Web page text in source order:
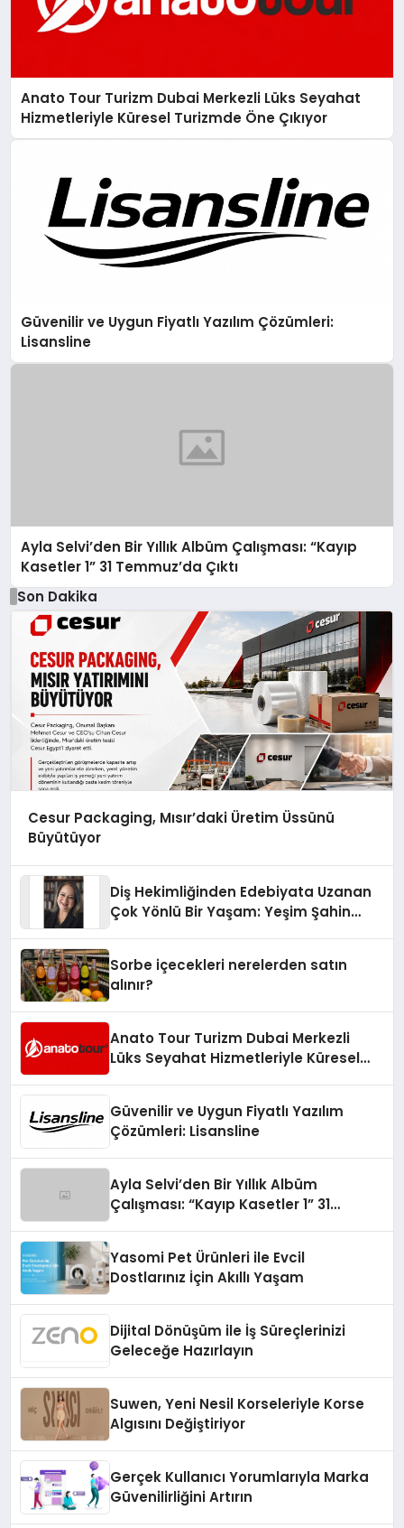
Anato Tour Turizm Dubai Merkezli Lüks Seyahat
Hizmetleriyle Küresel Turizmde Öne Çıkıyor
Güvenilir ve Uygun Fiyatlı Yazılım Çözümleri:
Lisansline
Ayla Selvi’den Bir Yıllık Albüm Çalışması: “Kayıp
Kasetler 1” 31 Temmuz’da Çıktı
Son Dakika
Cesur Packaging, Mısır’daki Üretim Üssünü
Büyütüyor
Diş Hekimliğinden Edebiyata Uzanan
Çok Yönlü Bir Yaşam: Yeşim Şahin
Sorbe içecekleri nerelerden satın
alınır?
Anato Tour Turizm Dubai Merkezli
Lüks Seyahat Hizmetleriyle Küresel
Güvenilir ve Uygun Fiyatlı Yazılım
Çözümleri: Lisansline
Ayla Selvi’den Bir Yıllık Albüm
Çalışması: “Kayıp Kasetler 1” 31
Yasomi Pet Ürünleri ile Evcil
Dostlarınız İçin Akıllı Yaşam
Dijital Dönüşüm ile İş Süreçlerinizi
Geleceğe Hazırlayın
Suwen, Yeni Nesil Korseleriyle Korse
Algısını Değiştiriyor
Gerçek Kullanıcı Yorumlarıyla Marka
Güvenilirliğini Artırın